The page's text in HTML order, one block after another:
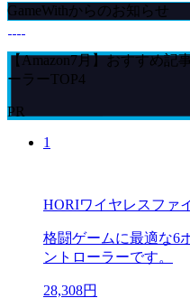
GameWithからのお知らせ
【Amazon7月】おすすめ記
ーラーTOP4
PR
1
HORIワイヤレスファ
格闘ゲームに最適な6
ントローラーです。
28,308円